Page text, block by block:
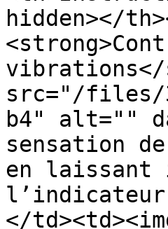
hidden></
src="/files/
b4" alt=""
sensation
en laissant
l’indicateur
</